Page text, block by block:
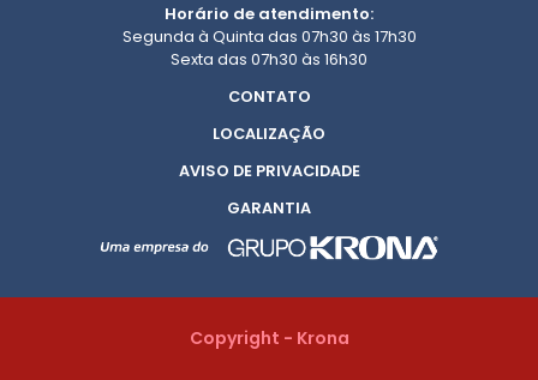
Horário de atendimento:
Segunda à Quinta das 07h30 às 17h30
Sexta das 07h30 às 16h30
CONTATO
LOCALIZAÇÃO
AVISO DE PRIVACIDADE
GARANTIA
Copyright - Krona